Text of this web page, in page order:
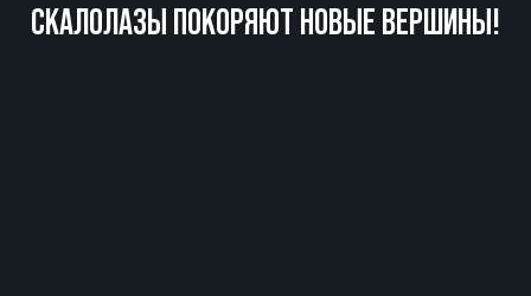
СКАЛОЛАЗЫ ПОКОРЯЮТ НОВЫЕ ВЕРШИНЫ!